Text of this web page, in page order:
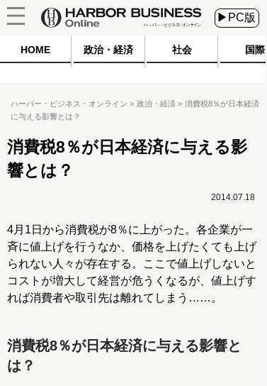
▶PC版
HOME 政治・経済 社会 国際
ハーバー・ビジネス・オンライン 政治・経済
消費税8％が日本経済
に与える影響とは？
消費税8％が日本経済に与える影
響とは？
2014.07.18
4月1日から消費税が8％に上がった。各企業が一
斉に値上げを行うなか、価格を上げたくても上げ
られない人々が存在する。ここで値上げしないと
コストが増大して経営が危うくなるが、値上げす
れば消費者や取引先は離れてしまう……。
消費税8％が日本経済に与える影響と
は？